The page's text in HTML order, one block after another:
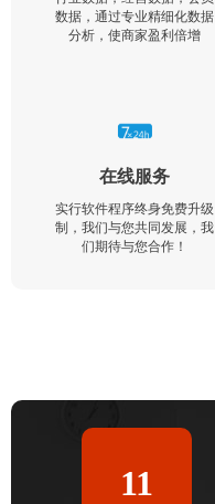
数据，通过专业精细化数据
分析，使商家盈利倍增
在线服务
实行软件程序终身免费升级
制，我们与您共同发展，我
们期待与您合作！
11